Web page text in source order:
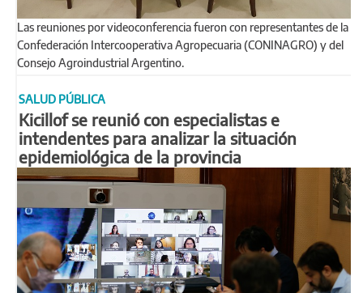
Las reuniones por videoconferencia fueron con representantes de la
Confederación Intercooperativa Agropecuaria (CONINAGRO) y del
Consejo Agroindustrial Argentino.
SALUD PÚBLICA
Kicillof se reunió con especialistas e
intendentes para analizar la situación
epidemiológica de la provincia